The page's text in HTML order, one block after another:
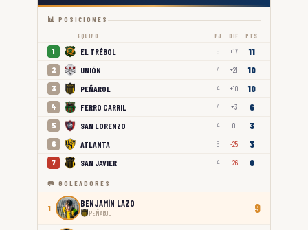
📊 POSICIONES
EQUIPO PJ DIF PTS
1 EL TRÉBOL 5 +17 11
2 UNIÓN 4 +21 10
3 PEÑAROL 4 +10 10
4 FERRO CARRIL 4 +3 6
5 SAN LORENZO 4 0 3
6 ATLANTA 5 -25 3
7 SAN JAVIER 4 -26 0
🥅 GOLEADORES
1 BENJAMÍN LAZO
PEÑAROL 9